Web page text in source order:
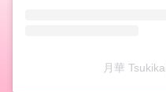
月華